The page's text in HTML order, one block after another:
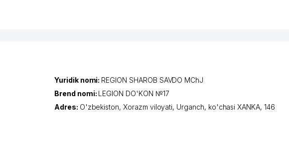
Yuridik nomi: REGION SHAROB SAVDO MChJ
Brend nomi: LEGION DO'KON №17
Adres: O'zbekiston,Xorazm viloyati, Urganch, ko'chasi XANKA, 146